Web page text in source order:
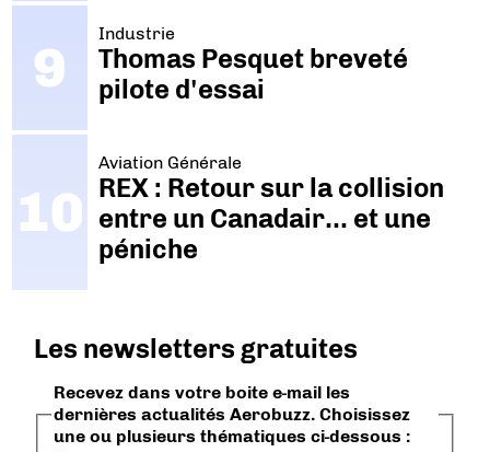
Industrie
Thomas Pesquet breveté
pilote d'essai
Aviation Générale
REX : Retour sur la collision
entre un Canadair… et une
péniche
Les newsletters gratuites
Recevez dans votre boite e-mail les
dernières actualités Aerobuzz. Choisissez
une ou plusieurs thématiques ci-dessous :